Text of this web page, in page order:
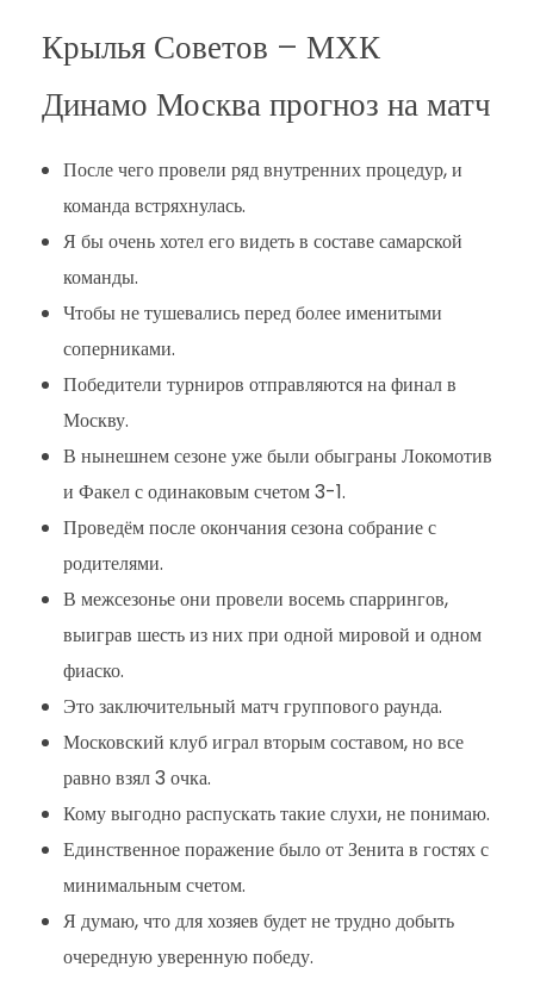
Крылья Советов – МХК
Динамо Москва прогноз на матч
После чего провели ряд внутренних процедур, и
команда встряхнулась.
Я бы очень хотел его видеть в составе самарской
команды.
Чтобы не тушевались перед более именитыми
соперниками.
Победители турниров отправляются на финал в
Москву.
В нынешнем сезоне уже были обыграны Локомотив
и Факел с одинаковым счетом 3-1.
Проведём после окончания сезона собрание с
родителями.
В межсезонье они провели восемь спаррингов,
выиграв шесть из них при одной мировой и одном
фиаско.
Это заключительный матч группового раунда.
Московский клуб играл вторым составом, но все
равно взял 3 очка.
Кому выгодно распускать такие слухи, не понимаю.
Единственное поражение было от Зенита в гостях с
минимальным счетом.
Я думаю, что для хозяев будет не трудно добыть
очередную уверенную победу.